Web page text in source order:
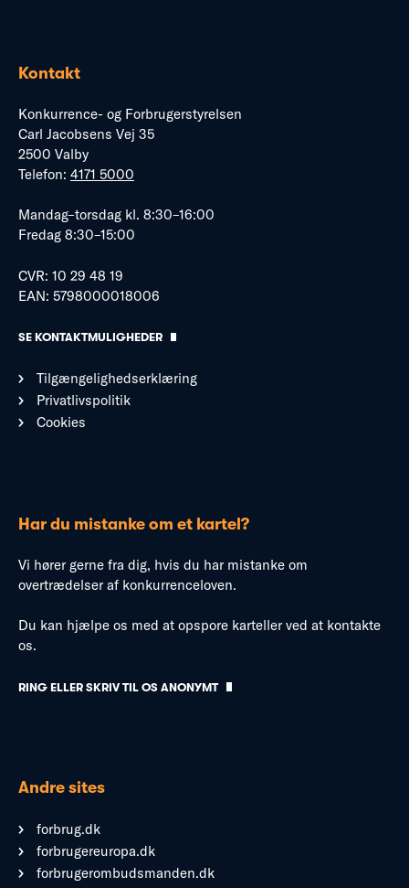
Kontakt
Konkurrence- og Forbrugerstyrelsen
Carl Jacobsens Vej 35
2500 Valby
Telefon: 4171 5000
Mandag–torsdag kl. 8:30–16:00
Fredag 8:30–15:00
CVR: 10 29 48 19
EAN: 5798000018006
SE KONTAKTMULIGHEDER
Tilgængelighedserklæring
Privatlivspolitik
Cookies
Har du mistanke om et kartel?
Vi hører gerne fra dig, hvis du har mistanke om
overtrædelser af konkurrenceloven.
Du kan hjælpe os med at opspore karteller ved at kontakte
os.
RING ELLER SKRIV TIL OS ANONYMT
Andre sites
forbrug.dk
forbrugereuropa.dk
forbrugerombudsmanden.dk